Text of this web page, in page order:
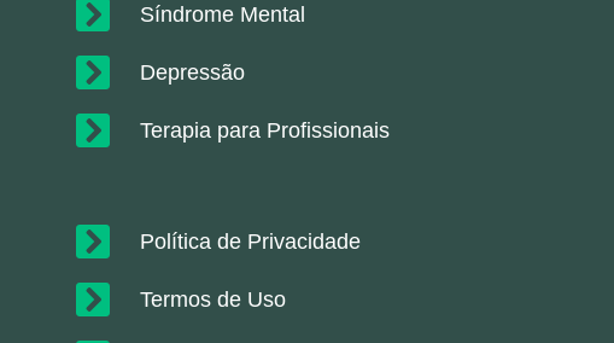
Síndrome Mental
Depressão
Terapia para Profissionais
Política de Privacidade
Termos de Uso